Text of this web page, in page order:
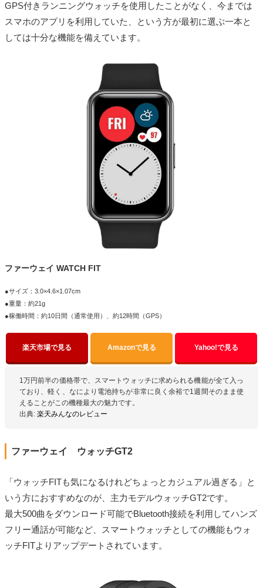
GPS付きランニングウォッチを使用したことがなく、今までは
スマホのアプリを利用していた、という方が最初に選ぶ一本と
しては十分な機能を備えています。
ファーウェイ WATCH FIT
●サイズ：3.0×4.6×1.07cm
●重量：約21g
●稼働時間：約10日間（通常使用）、約12時間（GPS）
楽天市場で見る Amazonで見る Yahoo!で見る
1万円前半の価格帯で、スマートウォッチに求められる機能が全て入っ
ており、軽く、なにより電池持ちが非常に良く余裕で1週間そのまま使
えることがこの機種最大の魅力です。
出典: 楽天みんなのレビュー
ファーウェイ ウォッチGT2
「ウォッチFITも気になるけれどちょっとカジュアル過ぎる」と
いう方におすすめなのが、主力モデルウォッチGT2です。
最大500曲をダウンロード可能でBluetooth接続を利用してハンズ
フリー通話が可能など、スマートウォッチとしての機能もウォ
ッチFITよりアップデートされています。